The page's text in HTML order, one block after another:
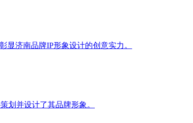
济南品牌IP形象设计的创意实力。
划并设计了其品牌形象。